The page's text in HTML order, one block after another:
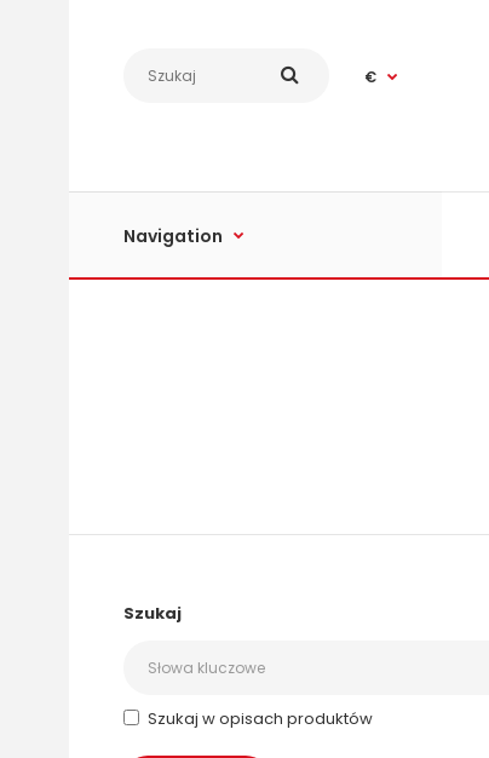
€
Navigation
Szukaj
Szukaj w opisach produktów